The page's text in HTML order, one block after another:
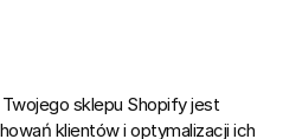
Twojego sklepu Shopify jest
klientów i optymalizacji ich